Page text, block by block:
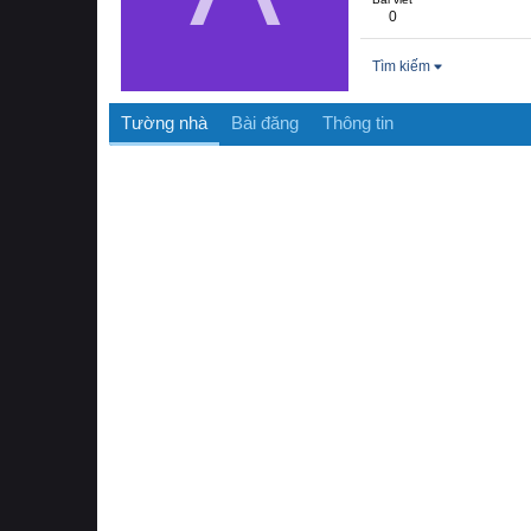
0
Tìm kiếm
Tường nhà Bài đăng Thông tin